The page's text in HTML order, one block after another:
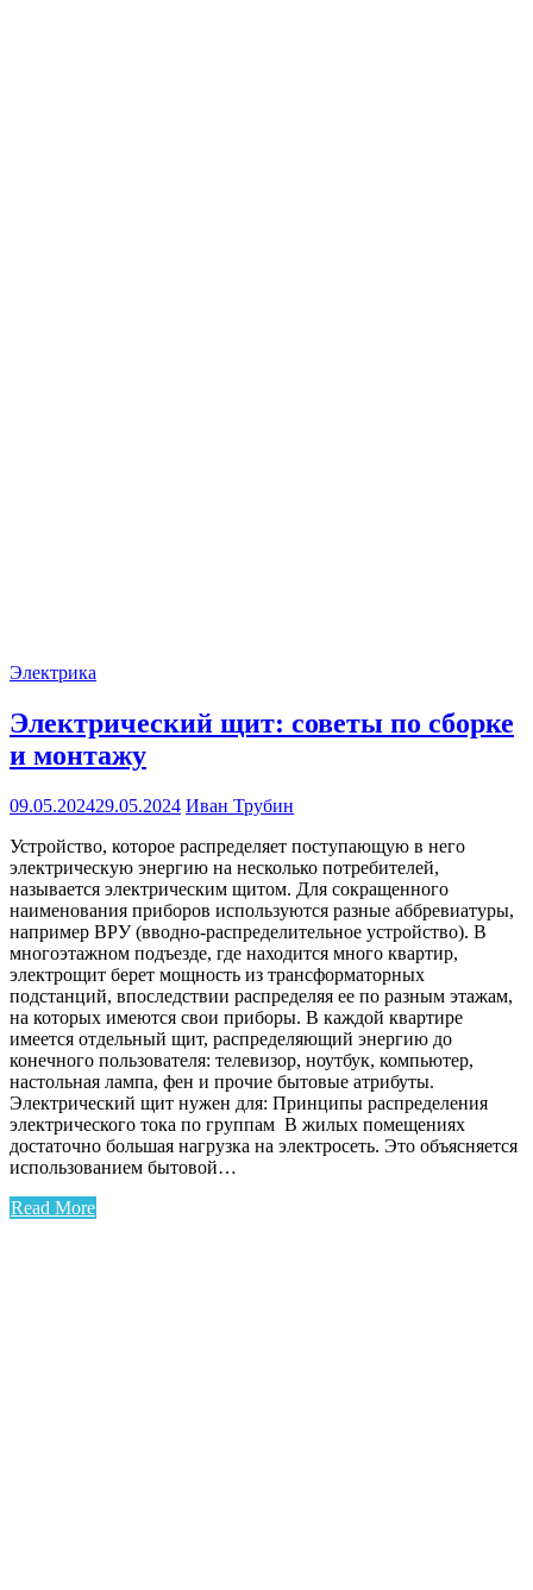
Электрика
Электрический щит: советы по сборке
и монтажу
09.05.202429.05.2024 Иван Трубин
Устройство, которое распределяет поступающую в него
электрическую энергию на несколько потребителей,
называется электрическим щитом. Для сокращенного
наименования приборов используются разные аббревиатуры,
например ВРУ (вводно-распределительное устройство). В
многоэтажном подъезде, где находится много квартир,
электрощит берет мощность из трансформаторных
подстанций, впоследствии распределяя ее по разным этажам,
на которых имеются свои приборы. В каждой квартире
имеется отдельный щит, распределяющий энергию до
конечного пользователя: телевизор, ноутбук, компьютер,
настольная лампа, фен и прочие бытовые атрибуты.
Электрический щит нужен для: Принципы распределения
электрического тока по группам В жилых помещениях
достаточно большая нагрузка на электросеть. Это объясняется
использованием бытовой…
Read More